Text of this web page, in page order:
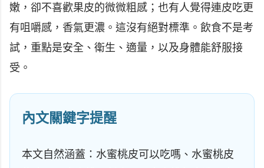
嫩，卻不喜歡果皮的微微粗感；也有人覺得連皮吃更
有咀嚼感，香氣更濃。這沒有絕對標準。飲食不是考
試，重點是安全、衛生、適量，以及身體能舒服接
受。
內文關鍵字提醒
本文自然涵蓋：水蜜桃皮可以吃嗎、水蜜桃皮